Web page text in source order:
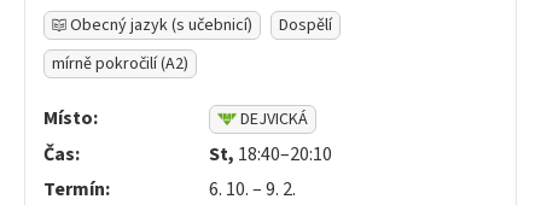
Obecný jazyk (s učebnicí)
Dospělí
mírně pokročilí (A2)
Místo: DEJVICKÁ
Čas: St, 18:40–20:10
Termín:
6. 10. – 9. 2.